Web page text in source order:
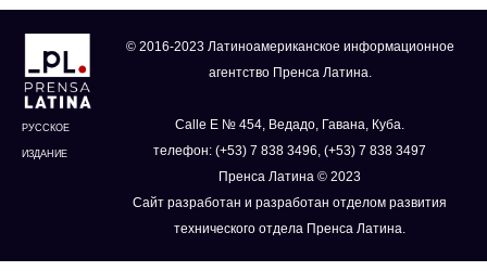
РУССКОЕ
ИЗДАНИЕ
© 2016-2023 Латиноамериканское информационное
агентство Пренса Латина.
Calle E № 454, Ведадо, Гавана, Куба.
телефон: (+53) 7 838 3496, (+53) 7 838 3497
Пренса Латина © 2023
Сайт разработан и разработан отделом развития
технического отдела Пренса Латина.